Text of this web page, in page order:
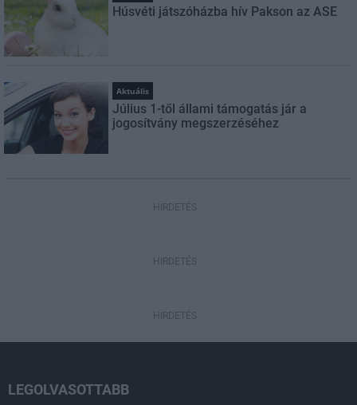
Húsvéti játszóházba hív Pakson az ASE
Aktuális
Július 1-től állami támogatás jár a
jogosítvány megszerzéséhez
HIRDETÉS
HIRDETÉS
HIRDETÉS
LEGOLVASOTTABB